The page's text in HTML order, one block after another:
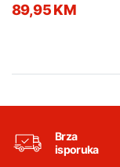
89,95 KM
Brza
isporuka